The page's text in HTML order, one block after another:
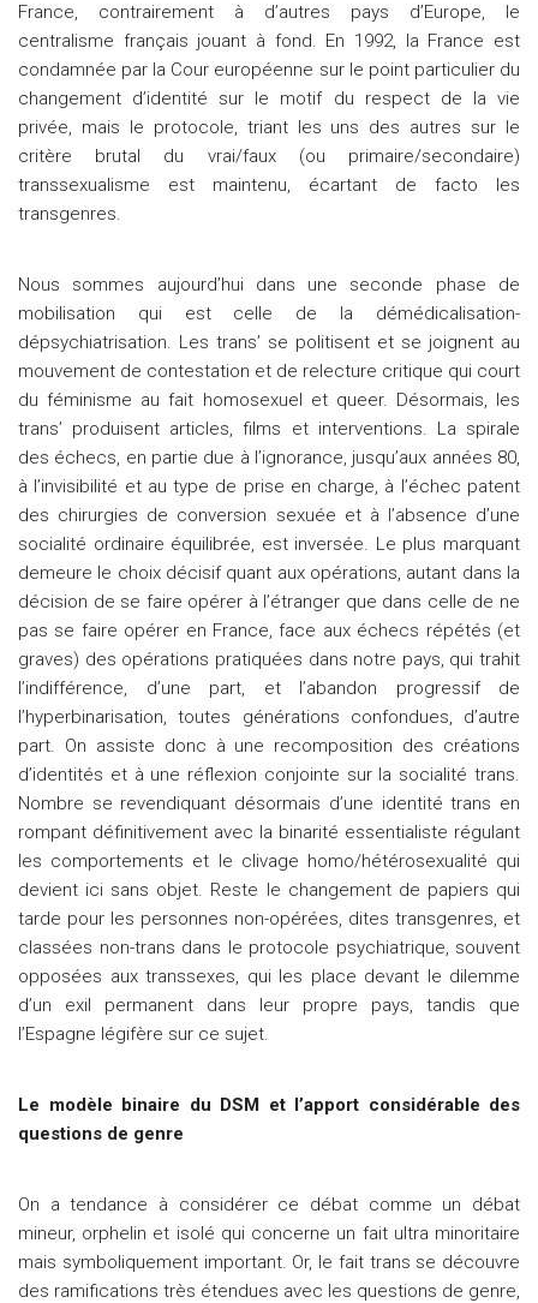
France, contrairement à d’autres pays d’Europe, le
centralisme français jouant à fond. En 1992, la France est
condamnée par la Cour européenne sur le point particulier du
changement d’identité sur le motif du respect de la vie
privée, mais le protocole, triant les uns des autres sur le
critère brutal du vrai/faux (ou primaire/secondaire)
transsexualisme est maintenu, écartant de facto les
transgenres.
Nous sommes aujourd’hui dans une seconde phase de
mobilisation qui est celle de la démédicalisation-
dépsychiatrisation. Les trans’ se politisent et se joignent au
mouvement de contestation et de relecture critique qui court
du féminisme au fait homosexuel et queer. Désormais, les
trans’ produisent articles, films et interventions. La spirale
des échecs, en partie due à l’ignorance, jusqu’aux années 80,
à l’invisibilité et au type de prise en charge, à l’échec patent
des chirurgies de conversion sexuée et à l’absence d’une
socialité ordinaire équilibrée, est inversée. Le plus marquant
demeure le choix décisif quant aux opérations, autant dans la
décision de se faire opérer à l’étranger que dans celle de ne
pas se faire opérer en France, face aux échecs répétés (et
graves) des opérations pratiquées dans notre pays, qui trahit
l’indifférence, d’une part, et l’abandon progressif de
l’hyperbinarisation, toutes générations confondues, d’autre
part. On assiste donc à une recomposition des créations
d’identités et à une réflexion conjointe sur la socialité trans.
Nombre se revendiquant désormais d’une identité trans en
rompant définitivement avec la binarité essentialiste régulant
les comportements et le clivage homo/hétérosexualité qui
devient ici sans objet. Reste le changement de papiers qui
tarde pour les personnes non-opérées, dites transgenres, et
classées non-trans dans le protocole psychiatrique, souvent
opposées aux transsexes, qui les place devant le dilemme
d’un exil permanent dans leur propre pays, tandis que
l’Espagne légifère sur ce sujet.
Le modèle binaire du DSM et l’apport considérable des
questions de genre
On a tendance à considérer ce débat comme un débat
mineur, orphelin et isolé qui concerne un fait ultra minoritaire
mais symboliquement important. Or, le fait trans se découvre
des ramifications très étendues avec les questions de genre,